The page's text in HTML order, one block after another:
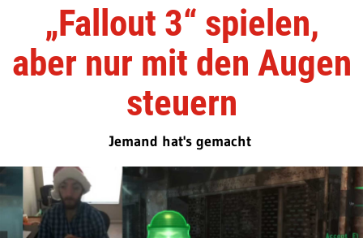
„Fallout 3“ spielen,
aber nur mit den Augen
steuern
Jemand hat's gemacht